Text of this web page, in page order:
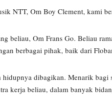
NTT, Om Boy Clement, kami
beliau, Om Frans Go. Beliau
berbagai pihak, baik dari
hidupnya dibagikan. Menarik
kerja beliau, dalam banyak